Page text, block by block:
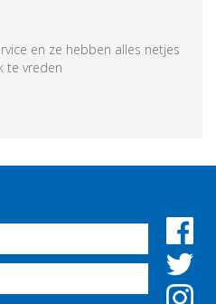
en ze hebben alles netjes
te vreden